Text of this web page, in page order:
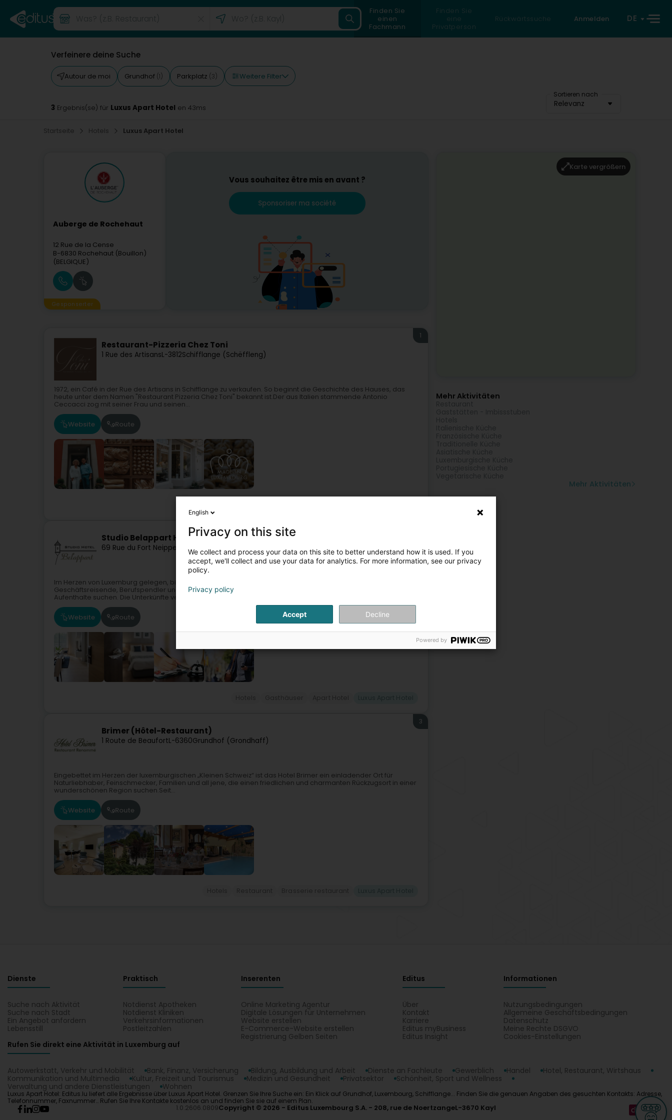
Finden Sie
einen
Fachmann
Finden Sie
eine
Privatperson
Rückwärtssuche Anmelden DE
Verfeinere deine Suche
Autour de moi Grundhof (1) Parkplatz (3) Weitere Filter
Sortieren nach
Relevanz
3 Ergebnis(se) für Luxus Apart Hotel en 43ms
Startseite Hotels Luxus Apart Hotel
Auberge de Rochehaut
12 Rue de la Cense
B-6830 Rochehaut (Bouillon)
(BELGIQUE)
Gesponserter
Vous souhaitez être mis en avant ?
Sponsoriser ma société
Restaurant-Pizzeria Chez Toni
1 Rue des ArtisansL-3812Schifflange (Schëffleng)
1
1972, ein Café in der Rue des Artisans in Schifflange zu verkaufen. So beginnt die Geschichte des Hauses, das
heute unter dem Namen "Restaurant Pizzeria Chez Toni" bekannt ist.Der aus Italien stammende Antonio
Ceccacci zog mit seiner Frau und seinen...
Website Route
Studio Belappart Hôtel
69 Rue du Fort Neipperg L-2230 Luxembourg (Lëtzebuerg)
Im Herzen von Luxemburg gelegen, bietet Belappart Hotel möblierte Studios und Apartments für
Geschäftsreisende, Berufspendler und Gäste, die eine komfortable Unterkunft für kurze oder längere
Aufenthalte suchen. Die Unterkünfte verbinden...
Website Route
Brimer (Hôtel-Restaurant)
1 Route de BeaufortL-6360Grundhof (Grondhaff)
3
Eingebettet im Herzen der luxemburgischen „Kleinen Schweiz“ ist das Hotel Brimer ein einladender Ort für
Naturliebhaber, Feinschmecker, Familien und all jene, die einen friedlichen und charmanten Rückzugsort in einer
wunderschönen Region suchen.Seit...
Website Route
Karte vergrößern
Mehr Aktivitäten
Mehr Aktivitäten
Dienste
Suche nach Aktivität
Suche nach Stadt
Ein Angebot anfordern
Lebensstill
Praktisch
Notdienst Apotheken
Notdienst Kliniken
Verkehrsinformationen
Postleitzahlen
Inserenten
Online Marketing Agentur
Digitale Lösungen für Unternehmen
Website erstellen
E-Commerce-Website erstellen
Registrierung Gelben Seiten
Editus
Über
Kontakt
Karriere
Editus myBusiness
Editus Insight
Informationen
Nutzungsbedingungen
Allgemeine Geschäftsbedingungen
Datenschutz
Meine Rechte DSGVO
Cookies-Einstellungen
Rufen Sie direkt eine Aktivität in Luxemburg auf
Autowerkstatt, Verkehr und Mobilität Bank, Finanz, Versicherung Bildung, Ausbildung und Arbeit Dienste an Fachleute Gewerblich Handel
Hotel, Restaurant, Wirtshaus
Kommunikation und Multimedia
Kultur, Freizeit und Tourismus Medizin und Gesundheit Privatsektor
Schönheit, Sport und Wellness
Verwaltung und andere Dienstleistungen
Wohnen
Luxus Apart Hotel: Editus.lu liefert alle Ergebnisse über Luxus Apart Hotel. Grenzen Sie Ihre Suche ein: Ein Klick auf Grundhof, Luxembourg, Schifflange... Finden Sie die genauen Angaben des gesuchten Kontakts: Adresse,
Telefonnummer, Faxnummer… Rufen Sie Ihre Kontakte kostenlos an und finden Sie sie auf einem Plan.
1.0.2606.0809Copyright © 2026 Editus Luxembourg S.A. 208, rue de NoertzangeL-3670 Kayl
English
Privacy on this site
We collect and process your data on this site to better understand how it is used. If you
accept, we'll collect and use your data for analytics. For more information, see our privacy
policy.
Privacy policy
Accept Decline
Powered by